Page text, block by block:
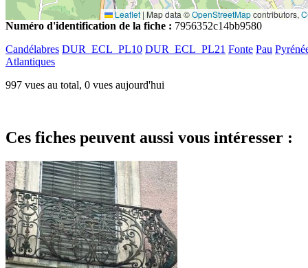
Leaflet | Map data ©OpenStreetMapcontributors,
Numéro d'identification de la fiche : 7956352c14bb9580
Candélabres DUR_ECL_PL10 DUR_ECL_PL21 Fonte Pau
Atlantiques
997 vues au total, 0 vues aujourd'hui
Ces fiches peuvent aussi vous intéresser :